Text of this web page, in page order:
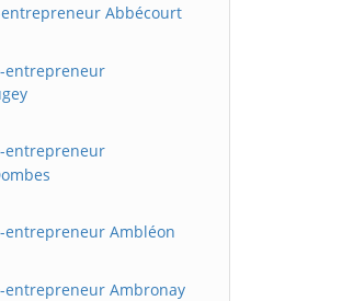
Abbécourt
entrepreneur
entrepreneur
entrepreneur Ambléon
entrepreneur Ambronay